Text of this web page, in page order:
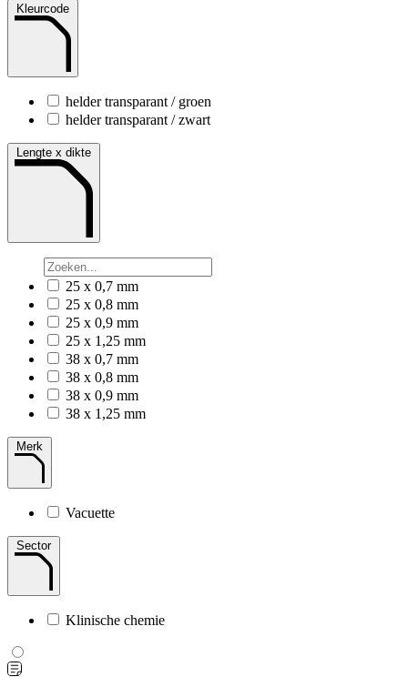
Kleurcode
helder transparant / groen
helder transparant / zwart
Lengte x dikte
25 x 0,7 mm
25 x 0,8 mm
25 x 0,9 mm
25 x 1,25 mm
38 x 0,7 mm
38 x 0,8 mm
38 x 0,9 mm
38 x 1,25 mm
Merk
Vacuette
Sector
Klinische chemie